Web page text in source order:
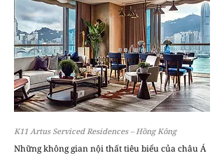
K11 Artus Serviced Residences – Hồng Kông
Những không gian nội thất tiêu biểu của châu Á